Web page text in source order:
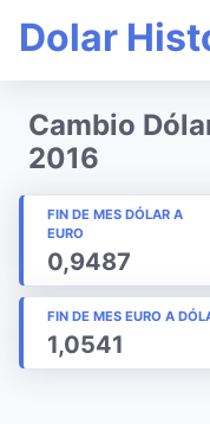
Dolar
Cambio
2016
FIN DE MES DÓLAR A
EURO
0,9487
FIN DE MES EURO A
1,0541